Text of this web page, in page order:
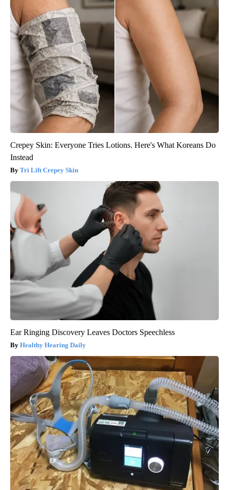
Crepey Skin: Everyone Tries Lotions. Here's What Koreans Do
Instead
Tri Lift Crepey Skin
Ear Ringing Discovery Leaves Doctors Speechless
Healthy Hearing Daily